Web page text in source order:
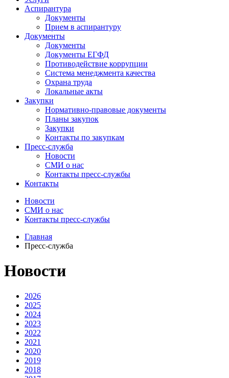
Аспирантура
Документы
Прием в аспирантуру
Документы
Документы
Документы ЕГФД
Противодействие коррупции
Система менеджмента качества
Охрана труда
Локальные акты
Закупки
Нормативно-правовые документы
Планы закупок
Закупки
Контакты по закупкам
Пресс-служба
Новости
СМИ о нас
Контакты пресс-службы
Контакты
Новости
СМИ о нас
Контакты пресс-службы
Главная
Пресс-служба
Новости
2026
2025
2024
2023
2022
2021
2020
2019
2018